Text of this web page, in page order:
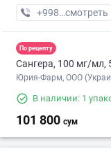
+998 (98) XXX-
смотреть
По рецепту
Сангера, 100 мг/
Юрия-Фарм, ООО
В наличии: 1
101 800 сум